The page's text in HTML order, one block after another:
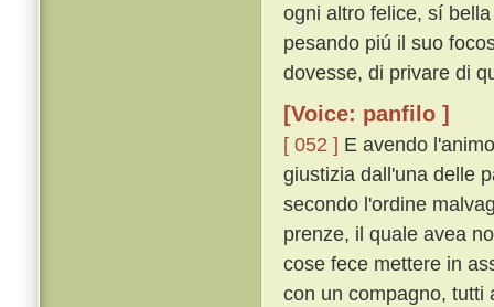
ogni altro felice, sí
pesando piú il suo
dovesse, di privare di
[Voice: panfilo ]
[ 052 ] E avendo
giustizia dall'una delle
secondo l'ordine
prenze, il quale avea
cose fece mettere in
con un compagno, tutti